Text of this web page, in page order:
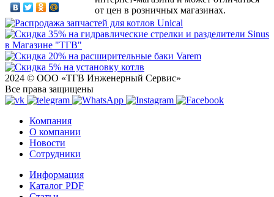
от цен в розничных магазинах.
2024 © ООО «ТГВ Инженерный Сервис»
Все права защищены
Компания
О компании
Новости
Сотрудники
Информация
Каталог PDF